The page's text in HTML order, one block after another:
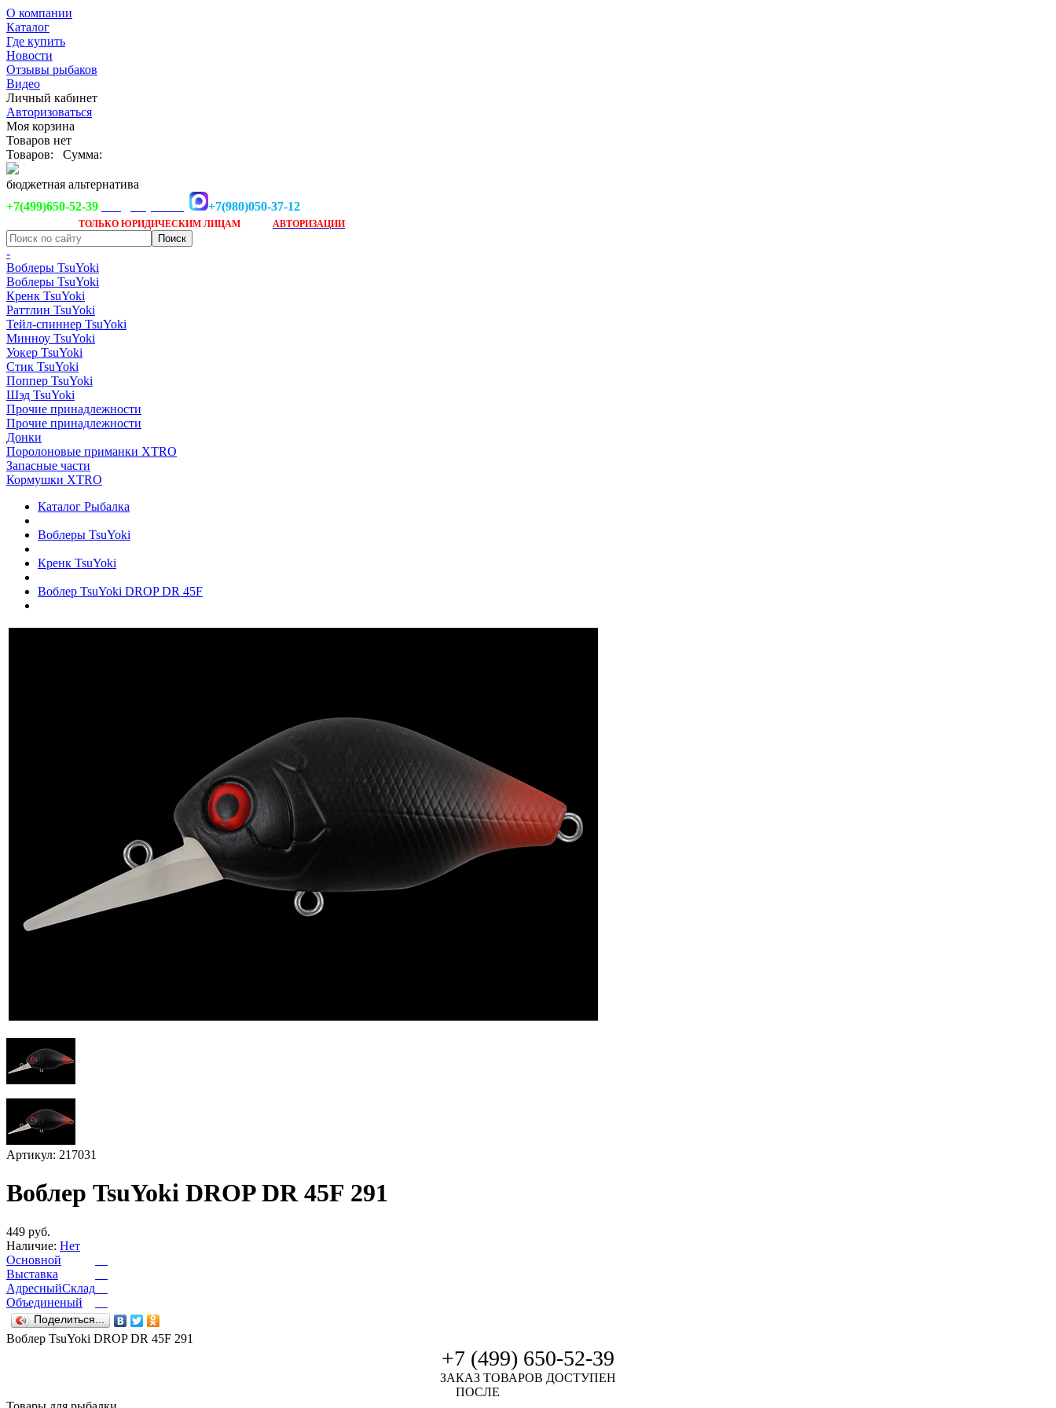
О компании
Каталог
Где купить
Новости
Отзывы рыбаков
Видео
Личный кабинет
Авторизоваться
Моя корзина
Товаров нет
Товаров:
Сумма:
бюджетная альтернатива
+7(499)650-52-39
+7(980)050-37-12
ТОЛЬКО ЮРИДИЧЕСКИМ ЛИЦАМ АВТОРИЗАЦИИ
-
Воблеры TsuYoki
Воблеры TsuYoki
Кренк TsuYoki
Раттлин TsuYoki
Тейл-спиннер TsuYoki
Минноу TsuYoki
Уокер TsuYoki
Стик TsuYoki
Поппер TsuYoki
Шэд TsuYoki
Прочие принадлежности
Прочие принадлежности
Донки
Поролоновые приманки XTRO
Запасные части
Кормушки XTRO
Каталог Рыбалка
Воблеры TsuYoki
Кренк TsuYoki
Воблер TsuYoki DROP DR 45F
Артикул: 217031
Воблер TsuYoki DROP DR 45F 291
449 руб.
Наличие: Нет
Основной
Выставка
АдресныйСклад
Объединеный
Поделиться...
Воблер TsuYoki DROP DR 45F 291
+7 (499) 650-52-39
ЗАКАЗ ТОВАРОВ ДОСТУПЕН
ПОСЛЕ